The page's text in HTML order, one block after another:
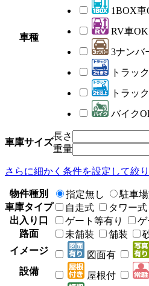
車種
1BOX車
RV車OK
3ナンバ
トラッ
トラッ
バイク
車庫サイズ
長さ
重量
さらに細かく条件を設定して絞
物件種別 指定無し 駐車
車庫タイプ
自走式 タワー式
出入り口
ゲート等有り ゲ
路面
未舗装 舗装
イメージ
図面有
設備
屋根付